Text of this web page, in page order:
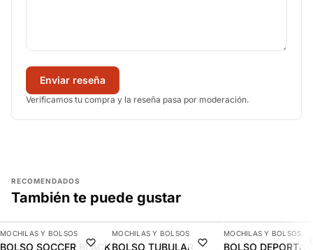
Enviar reseña
Verificamos tu compra y la reseña pasa por moderación.
RECOMENDADOS
También te puede gustar
-13%
AGREGAR
MOCHILAS Y BOLSOS
BOLSO SOCCER BLACK
-13%
AGREGAR
MOCHILAS Y BOLSOS
BOLSO TUBULAR
-10%
MOCHILAS Y BOLSOS
BOLSO